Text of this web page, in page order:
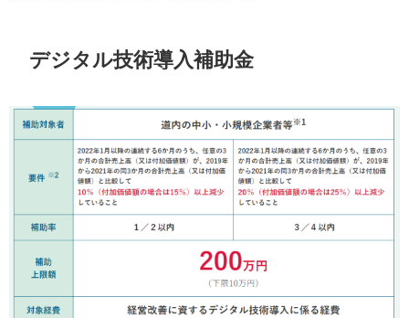
デジタル技術導入補助金